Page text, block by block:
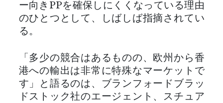
ー向きPPを確保しにくくなっている理由
のひとつとして、しばしば指摘されてい
る。
「多少の競合はあるものの、欧州から香
港への輸出は非常に特殊なマーケットで
す」と語るのは、ブランフォードブラッ
ドストック社のエージェント、スチュア